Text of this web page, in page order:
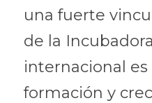
una fuerte
de la
internacional es
formación y